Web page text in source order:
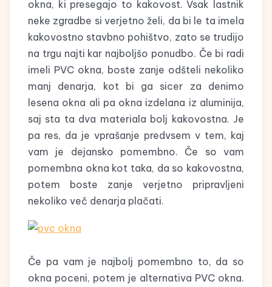
okna, ki presegajo to kakovost. Vsak lastnik
neke zgradbe si verjetno želi, da bi le ta imela
kakovostno stavbno pohištvo, zato se trudijo
na trgu najti kar najboljšo ponudbo. Če bi radi
imeli PVC okna, boste zanje odšteli nekoliko
manj denarja, kot bi ga sicer za denimo
lesena okna ali pa okna izdelana iz aluminija,
saj sta ta dva materiala bolj kakovostna. Je
pa res, da je vprašanje predvsem v tem, kaj
vam je dejansko pomembno. Če so vam
pomembna okna kot taka, da so kakovostna,
potem boste zanje verjetno pripravljeni
nekoliko več denarja plačati.
Če pa vam je najbolj pomembno to, da so
okna poceni, potem je alternativa PVC okna.